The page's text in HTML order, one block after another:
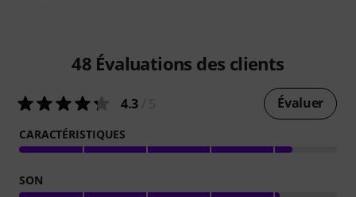
48 Évaluations des clients
4.3 Évaluer
CARACTÉRISTIQUES
SON